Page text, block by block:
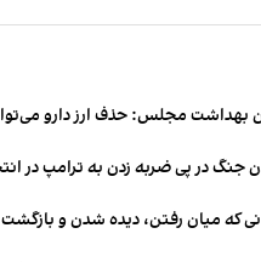
ارز دارو می‌تواند ۱۴۰۶ را به «سال کشتار بیماران»
جنگ در پی ضربه زدن به ترامپ در
که میان رفتن، دیده شدن و